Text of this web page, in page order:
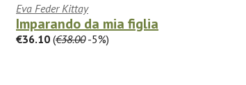
Eva Feder Kittay
Imparando da mia figlia
€36.10 (€38.00-5%)